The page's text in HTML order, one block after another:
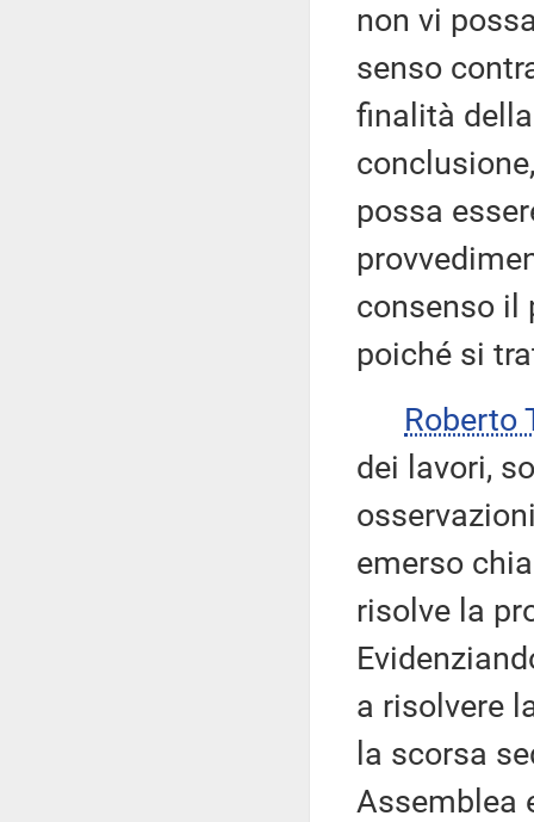
non vi
senso
finalità
possa
consenso il
poiché si
Roberto
dei lavori,
emerso
risolve la
a risolvere
la scorsa
Assemblea